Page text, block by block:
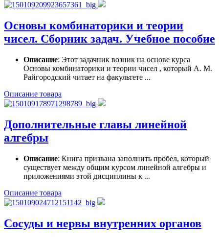
Основы комбинаторики и теории
чисел. Сборник задач. Учебное пособие
Описание: Этот задачник возник на основе курса
Основы комбинаторики и теории чисел , который А. М.
Райгородский читает на факультете ...
Описание товара
Дополнительные главы линейной
алгебры
Описание: Книга призвана заполнить пробел, который
существует между общим курсом линейной алгебры и
приложениями этой дисциплины к ...
Описание товара
Сосуды и нервы внутренних органов